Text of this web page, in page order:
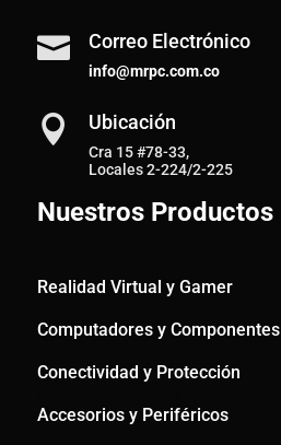
 Correo Electrónico
info@mrpc.com.co
 Ubicación
Cra 15 #78-33,
Locales 2-224/2-225
Nuestros Productos
Realidad Virtual y Gamer
Computadores y Componentes
Conectividad y Protección
Accesorios y Periféricos